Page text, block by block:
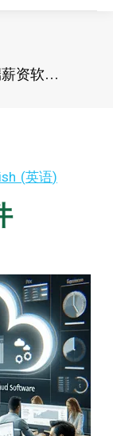
薪资软…
(英语)